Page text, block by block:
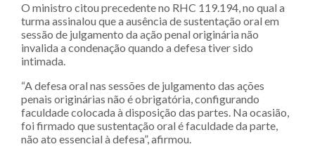
O ministro citou precedente no RHC 119.194, no qual a
turma assinalou que a ausência de sustentação oral em
sessão de julgamento da ação penal originária não
invalida a condenação quando a defesa tiver sido
intimada.
“A defesa oral nas sessões de julgamento das ações
penais originárias não é obrigatória, configurando
faculdade colocada à disposição das partes. Na ocasião,
foi firmado que sustentação oral é faculdade da parte,
não ato essencial à defesa”, afirmou.